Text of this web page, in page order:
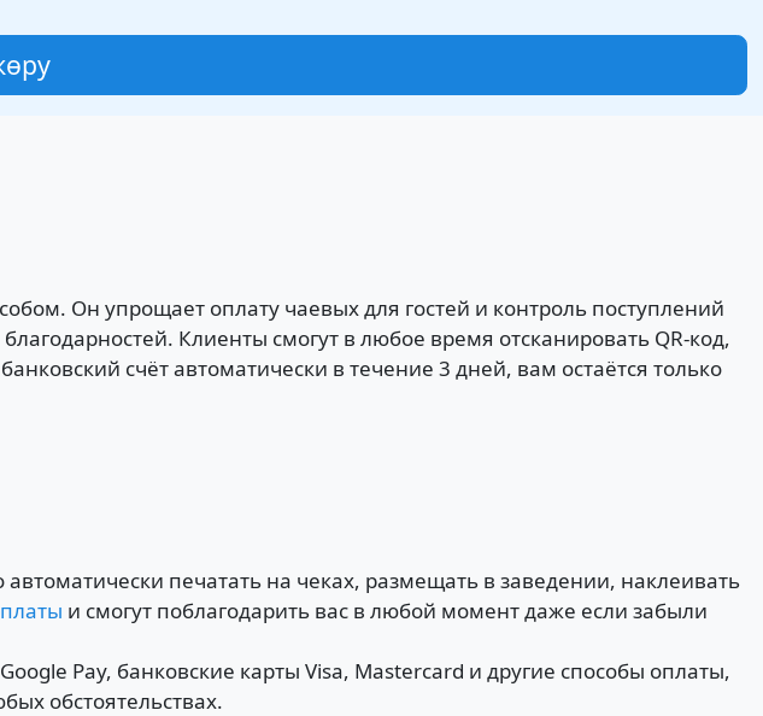
Он упрощает оплату чаевых для гостей и контроль поступлений
Клиенты смогут в любое время отсканировать QR-код,
счёт автоматически в течение 3 дней, вам остаётся только
печатать на чеках, размещать в заведении, наклеивать
и смогут поблагодарить вас в любой момент даже если забыли
Pay, банковские карты Visa, Mastercard и другие способы оплаты,
обстоятельствах.